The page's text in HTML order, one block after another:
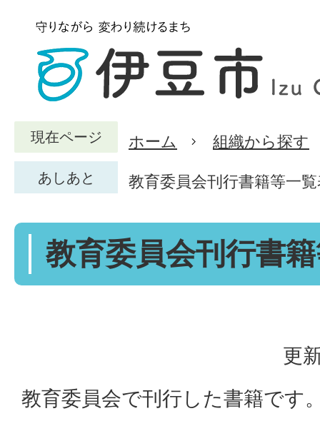
現在ページ ホーム 組織から探す
あしあと 教育委員会刊行書籍等一
教育委員会刊行書
更
教育委員会で刊行した書籍です